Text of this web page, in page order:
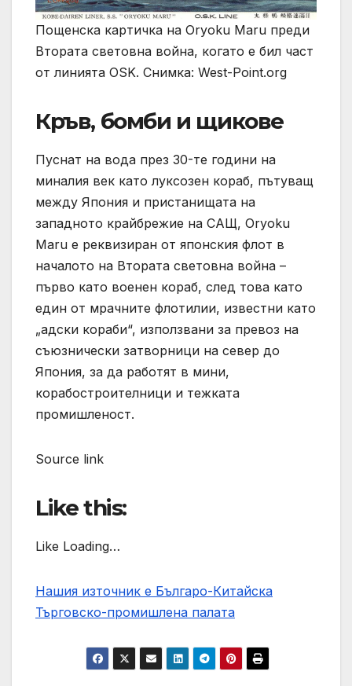
Пощенска картичка на Oryoku Maru преди
Втората световна война, когато е бил част
от линията OSK. Снимка: West-Point.org
Кръв, бомби и щикове
Пуснат на вода през 30-те години на
миналия век като луксозен кораб, пътуващ
между Япония и пристанищата на
западното крайбрежие на САЩ, Oryoku
Maru е реквизиран от японския флот в
началото на Втората световна война –
първо като военен кораб, след това като
един от мрачните флотилии, известни като
„адски кораби“, използвани за превоз на
съюзнически затворници на север до
Япония, за да работят в мини,
корабостроителници и тежката
промишленост.
Source link
Like this:
Like Loading…
Нашия източник е Българо-Китайска
Търговско-промишлена палaта